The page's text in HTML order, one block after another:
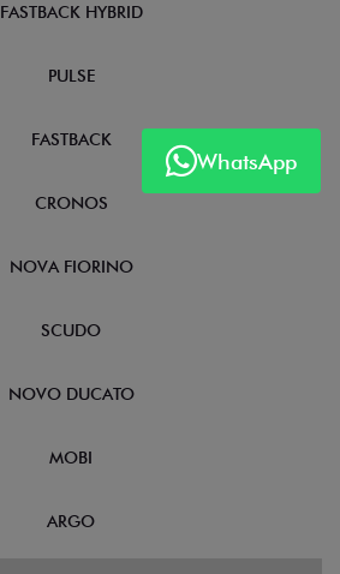
WhatsApp
FASTBACK HYBRID
PULSE
FASTBACK
CRONOS
NOVA FIORINO
SCUDO
NOVO DUCATO
MOBI
ARGO